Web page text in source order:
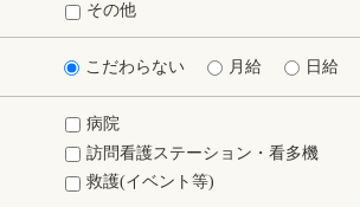
その他
こだわらない 月給 日給
病院
訪問看護ステーション・看多機
救護(イベント等)